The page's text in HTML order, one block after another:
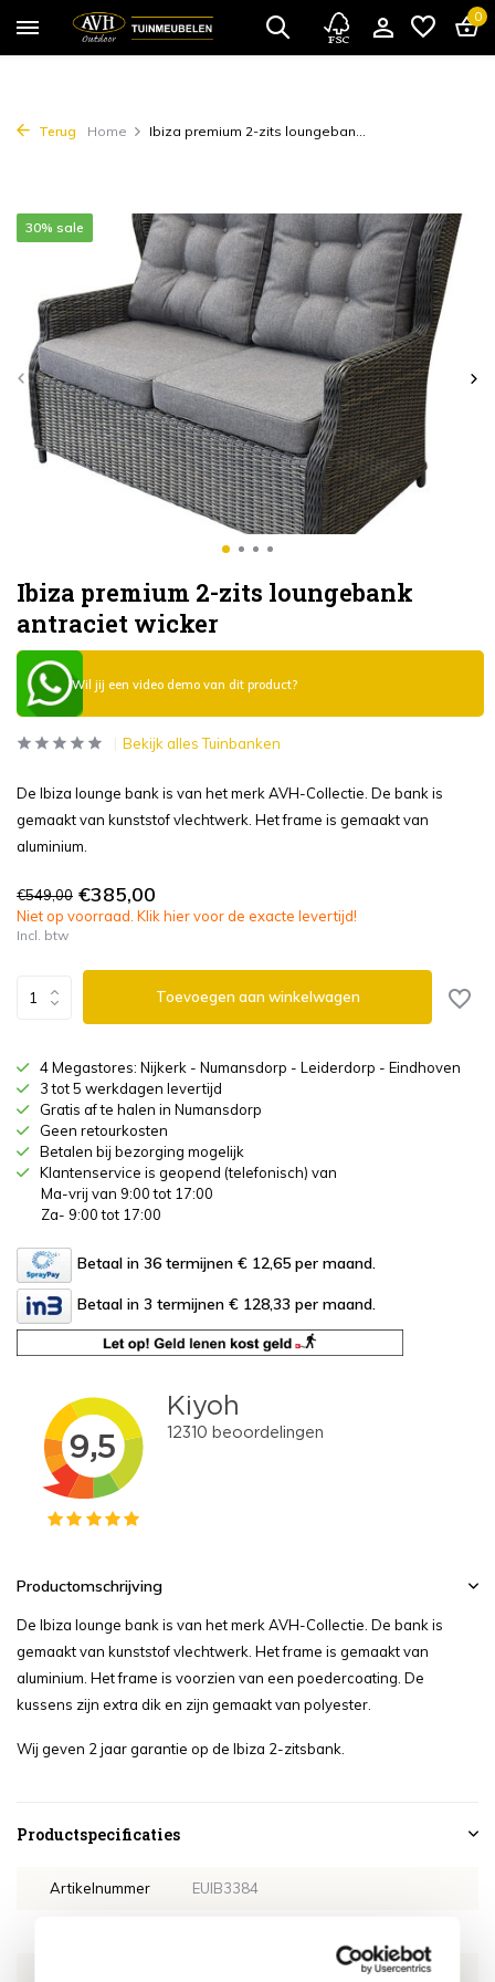
0
Terug Home Ibiza premium 2-zits loungeban...
Ibiza premium 2-zits loungebank
antraciet wicker
30% sale
Wil jij een video demo van dit product?
Bekijk alles Tuinbanken
De Ibiza lounge bank is van het merk AVH-Collectie. De bank is
gemaakt van kunststof vlechtwerk. Het frame is gemaakt van
aluminium.
€549,00 €385,00
Niet op voorraad. Klik hier voor de exacte levertijd!
Incl. btw
Toevoegen aan winkelwagen
4 Megastores: Nijkerk - Numansdorp - Leiderdorp - Eindhoven
3 tot 5 werkdagen levertijd
Gratis af te halen in Numansdorp
Geen retourkosten
Betalen bij bezorging mogelijk
Klantenservice is geopend (telefonisch) van
Ma-vrij van 9:00 tot 17:00
Za- 9:00 tot 17:00
Betaal in 36 termijnen € 12,65 per maand.
Betaal in 3 termijnen € 128,33 per maand.
Productomschrijving
De Ibiza lounge bank is van het merk AVH-Collectie. De bank is
gemaakt van kunststof vlechtwerk. Het frame is gemaakt van
aluminium. Het frame is voorzien van een poedercoating. De
kussens zijn extra dik en zijn gemaakt van polyester.
Wij geven 2 jaar garantie op de Ibiza 2-zitsbank.
Productspecificaties
Artikelnummer EUIB3384